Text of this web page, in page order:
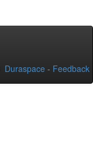
Duraspace - Feedback